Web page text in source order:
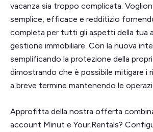
vacanza sia troppo complicata.
semplice, efficace e redditizio
completa per tutti gli aspetti della tua
gestione immobiliare. Con la nuova
semplificando la protezione della
dimostrando che è possibile mitigare i
a breve termine mantenendo le
Approfitta della nostra offerta
account Minut e Your.Rentals?